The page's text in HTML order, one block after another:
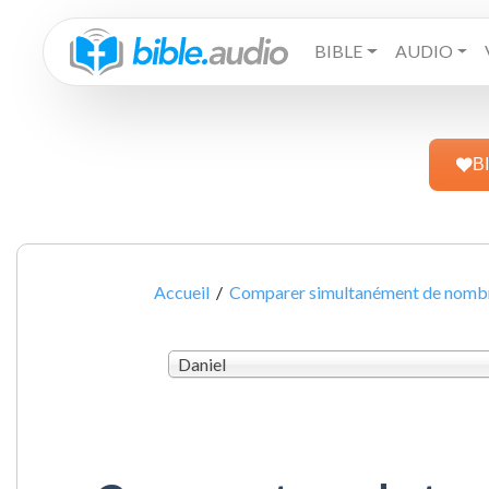
BIBLE AUDIO
Accueil /Comparer simultanément de
Daniel